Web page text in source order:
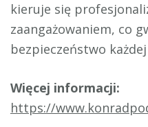
kieruje się
zaangażowaniem, co
bezpieczeństwo
Więcej informacji:
https://